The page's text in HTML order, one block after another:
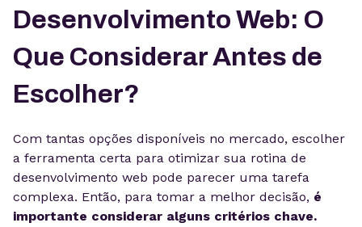
Desenvolvimento Web: O
Que Considerar Antes de
Escolher?
Com tantas opções disponíveis no mercado, escolher
a ferramenta certa para otimizar sua rotina de
desenvolvimento web pode parecer uma tarefa
complexa. Então, para tomar a melhor decisão, é
importante considerar alguns critérios chave.